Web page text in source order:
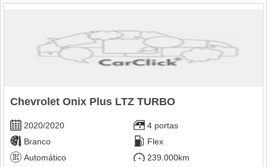
Chevrolet Onix Plus LTZ TURBO
2020/2020
4 portas
Branco
Flex
Automático
239.000km